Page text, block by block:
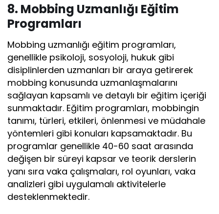
8. Mobbing Uzmanlığı Eğitim
Programları
Mobbing uzmanlığı eğitim programları,
genellikle psikoloji, sosyoloji, hukuk gibi
disiplinlerden uzmanları bir araya getirerek
mobbing konusunda uzmanlaşmalarını
sağlayan kapsamlı ve detaylı bir eğitim içeriği
sunmaktadır. Eğitim programları, mobbingin
tanımı, türleri, etkileri, önlenmesi ve müdahale
yöntemleri gibi konuları kapsamaktadır. Bu
programlar genellikle 40-60 saat arasında
değişen bir süreyi kapsar ve teorik derslerin
yanı sıra vaka çalışmaları, rol oyunları, vaka
analizleri gibi uygulamalı aktivitelerle
desteklenmektedir.